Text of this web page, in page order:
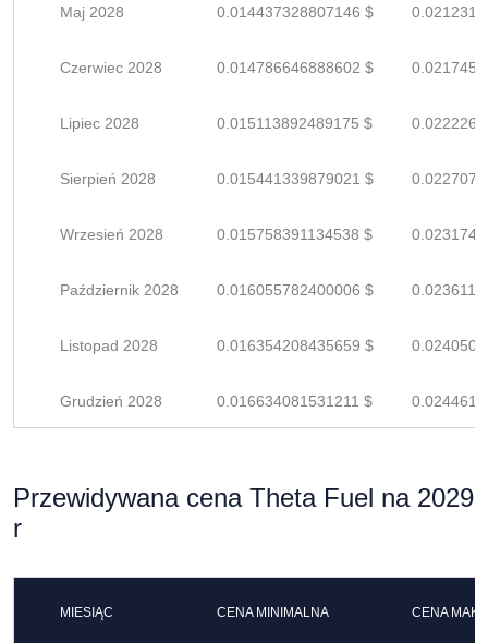
Maj 2028 0.014437328807146 $
Czerwiec 2028 0.014786646888602 $
Lipiec 2028 0.015113892489175 $
Sierpień 2028 0.015441339879021 $
Wrzesień 2028 0.015758391134538 $
Październik 2028 0.016055782400006 $
Listopad 2028 0.016354208435659 $
Grudzień 2028 0.016634081531211 $
Przewidywana cena Theta Fuel na 2029
r
MIESIĄC CENA MINIMALNA CENA